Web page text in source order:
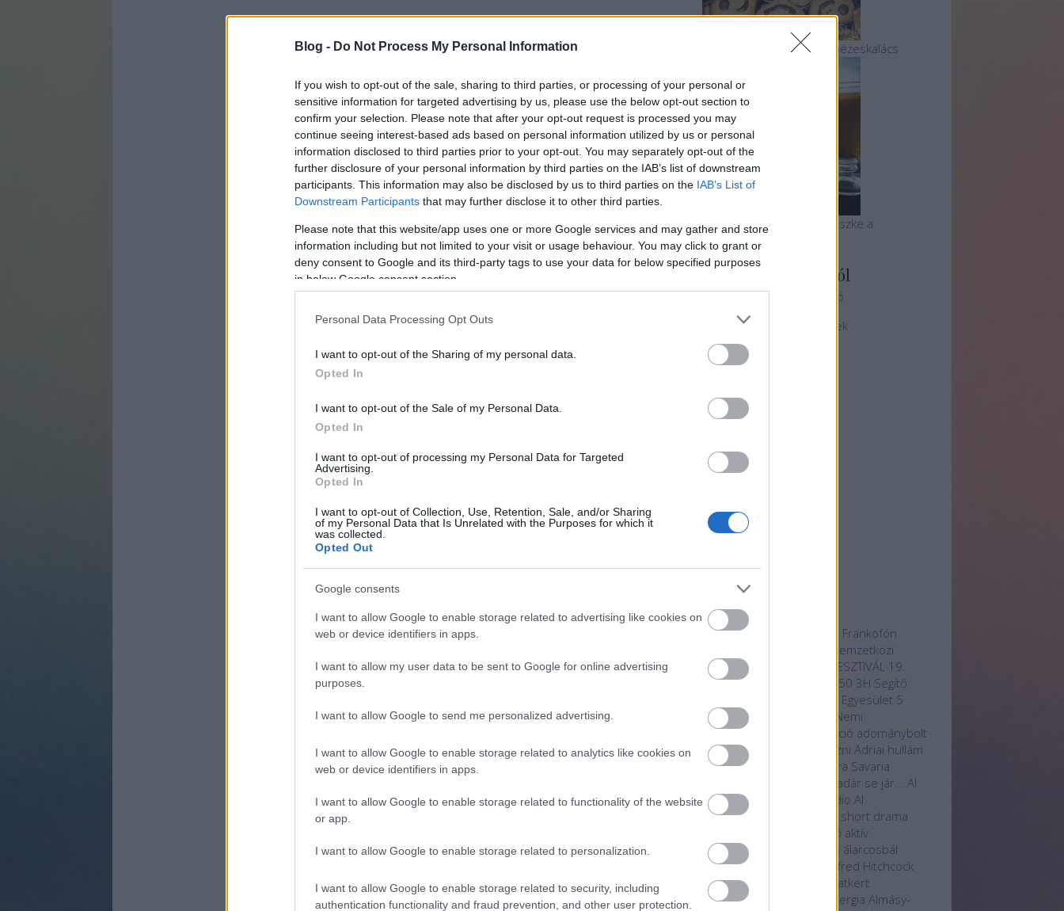
Blog - Do Not Process My Personal Information
If you wish to opt-out of the sale, sharing to third parties, or processing of your personal or
sensitive information for targeted advertising by us, please use the below opt-out section to
confirm your selection. Please note that after your opt-out request is processed you may
continue seeing interest-based ads based on personal information utilized by us or personal
information disclosed to third parties prior to your opt-out. You may separately opt-out of the
further disclosure of your personal information by third parties on the IAB’s list of downstream
participants. This information may also be disclosed by us to third parties on the IAB’s List of
Downstream Participants that may further disclose it to other third parties.
Please note that this website/app uses one or more Google services and may gather and store
information including but not limited to your visit or usage behaviour. You may click to grant or
deny consent to Google and its third-party tags to use your data for below specified purposes
in below Google consent section.
Personal Data Processing Opt Outs
I want to opt-out of the Sharing of my personal data.
Opted In
I want to opt-out of the Sale of my Personal Data.
Opted In
I want to opt-out of processing my Personal Data for Targeted
Advertising.
Opted In
I want to opt-out of Collection, Use, Retention, Sale, and/or Sharing
of my Personal Data that Is Unrelated with the Purposes for which it
was collected.
Opted Out
Google consents
I want to allow Google to enable storage related to advertising like cookies on
web or device identifiers in apps.
I want to allow my user data to be sent to Google for online advertising
purposes.
I want to allow Google to send me personalized advertising.
I want to allow Google to enable storage related to analytics like cookies on
web or device identifiers in apps.
I want to allow Google to enable storage related to functionality of the website
or app.
I want to allow Google to enable storage related to personalization.
I want to allow Google to enable storage related to security, including
authentication functionality and fraud prevention, and other user protection.
A legtutibb finom, puha mézeskalács
A tihanyi Echo csapata büszke a
kutyabarátságra
Élményvadász blogról
Élményvadászat - Oldal ajánló
Mi ez + Felhasználási feltételek
Archívum
2025 január
2024 december
2024 június
2024 január
2023 szeptember
Tovább...
Címkék
#maradjotthon
12. Frankofón
16. Anilogue Nemzetközi
Animációs
17. OLASZ FILMFESZTIVÁL 19.
századi receptek
250 3H Segítő
3H SK Egyesület 5
különleges hotelszoba
85. Nemi
Eperfesztivál
aberráció adománybolt
adományosztás
adományozni Adriai hullám
ADS Service
Agora Savaria
Ahol a madár se jár... AI
AI-technológia
Aillusion Studio AI
International Film Festival
AI short drama
akció aktív
kikapcsolódás
aktív pihenés álarcosbál
album Alcsúti Arborétum
Alfred Hitchcock
alkotás alkotók
Állatkert
állatmentés
allergia Almásy-